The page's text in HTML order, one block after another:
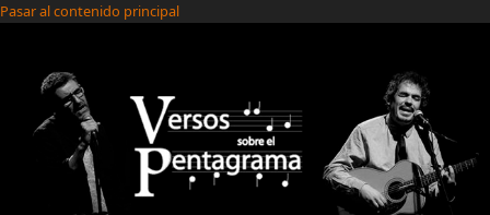
Pasar al contenido principal